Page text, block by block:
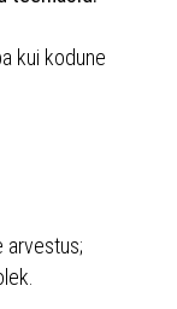
kui kodune
arvestus;